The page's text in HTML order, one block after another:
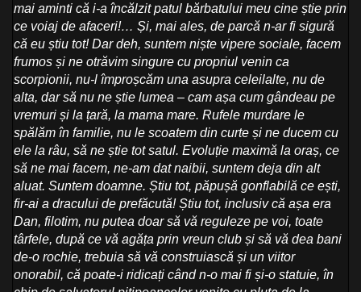
mai aminti că i-a încălzit patul bărbatului meu cine știe prin
ce voiaj de afaceri!… Și, mai ales, de parcă n-ar fi sigură
că eu știu tot! Dar deh, suntem niște vipere sociale, facem
frumos și ne otrăvim singure cu propriul venin ca
scorpionii, nu-l împroșcăm una asupra celeilalte, nu de
alta, dar să nu ne știe lumea – cam așa cum gândeau pe
vremuri și la țară, la mama mare. Rufele murdare le
spălăm în familie, nu le scoatem din curte și ne ducem cu
ele la râu, să ne știe tot satul. Evoluție maximă la oraș, ce
să ne mai facem, ne-am dat naibii, suntem deja din alt
aluat. Suntem doamne. Știu tot, păpușă gonflabilă ce ești,
fir-ai a dracului de prefăcută! Știu tot, inclusiv că așa era
Dan, filotim, nu putea doar să vă reguleze pe voi, toate
târfele, după ce vă agăța prin vreun club și să vă dea bani
de-o rochie, trebuia să vă construiască și un viitor
onorabil, că poate-i ridicați când n-o mai fi și-o statuie, în